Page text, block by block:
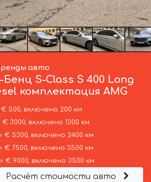
авто
Бенц S-Class S 400 Long
комплектация AMG
€ 500, включено 200 км
3000, включено 1200 км
€ 5300, включено 2400 км
€ 7500, включено 3500 км
€ 9000, включено 3500 км
Расчёт стоимости авто